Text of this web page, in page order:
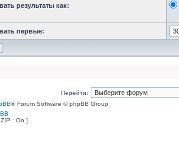
результаты как:
первые:
Перейти:
® Forum Software © phpBB Group
: On ]